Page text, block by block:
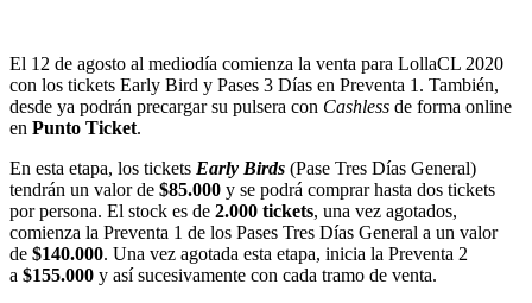
El 12 de agosto al mediodía comienza la venta para LollaCL 2020
con los tickets Early Bird y Pases 3 Días en Preventa 1. También,
desde ya podrán precargar su pulsera con Cashless de forma online
en Punto Ticket.
En esta etapa, los tickets Early Birds (Pase Tres Días General)
tendrán un valor de $85.000 y se podrá comprar hasta dos tickets
por persona. El stock es de 2.000 tickets, una vez agotados,
comienza la Preventa 1 de los Pases Tres Días General a un valor
de $140.000. Una vez agotada esta etapa, inicia la Preventa 2
a $155.000 y así sucesivamente con cada tramo de venta.